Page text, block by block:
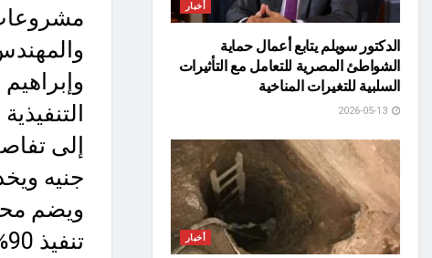
أخبار
الدكتور سويلم يتابع أعمال حماية
الشواطئ المصرية للتعامل مع التأثيرات
السلبية للتغيرات المناخية
أخبار